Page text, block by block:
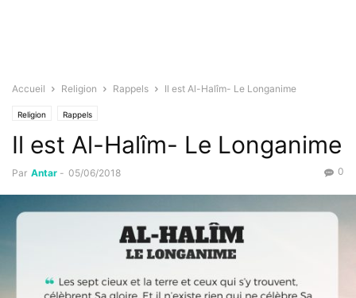
Accueil Religion Rappels Il est Al-Halîm- Le Longanime
Religion Rappels
Il est Al-Halîm- Le Longanime
Par Antar - 05/06/2018 0